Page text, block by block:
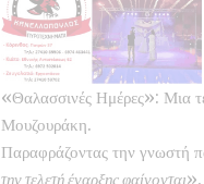
«Θαλασσινές Ημέρες»: Μια
Μουζουράκη.
Παραφράζοντας την γνωστή
την τελετή έναρξης φαίνονται».